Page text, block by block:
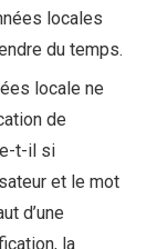
locales
du temps.
locale ne
de
t-il si
et le mot
d’une
la